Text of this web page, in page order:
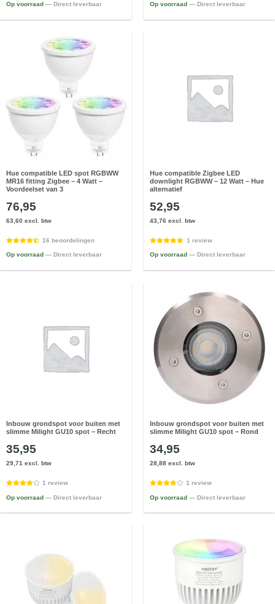
Op voorraad — Direct leverbaar Op voorraad — Direct leverbaar
Hue compatible LED spot RGBWW
MR16 fitting Zigbee – 4 Watt –
Voordeelset van 3
76,95
63,60 excl. btw
16 beoordelingen
Op voorraad — Direct leverbaar
Hue compatible Zigbee LED
downlight RGBWW – 12 Watt – Hue
alternatief
52,95
43,76 excl. btw
1 review
Op voorraad — Direct leverbaar
Inbouw grondspot voor buiten met
slimme Milight GU10 spot – Recht
35,95
29,71 excl. btw
1 review
Op voorraad — Direct leverbaar
Inbouw grondspot voor buiten met
slimme Milight GU10 spot – Rond
34,95
28,88 excl. btw
1 review
Op voorraad — Direct leverbaar